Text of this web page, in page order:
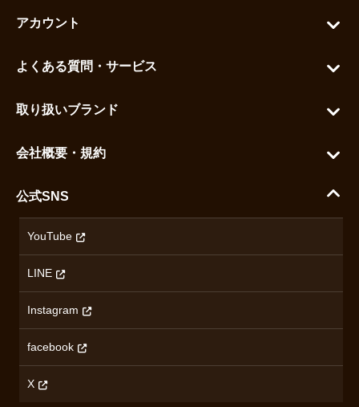
アカウント
お気に入りを見る
よくある質問・サービス
ご利用ガイド
配送・送料について
ハラダの保証とアフターサービス
取り扱いブランド
セイコー
カシオ
オリエントスター
ロンジン
チューダー
会社概要・規約
沿革
特定商取引法に基づく表記
プライバシーポリシー
無断転載・商用利用について
コンテンツ制作ポリシーおよび生成AIの利用指針
公式SNS
YouTube
LINE
Instagram
facebook
X